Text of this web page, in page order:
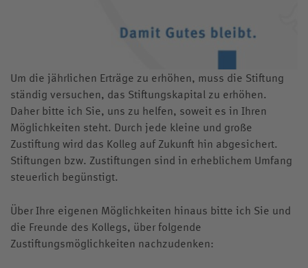
Um die jährlichen Erträge zu erhöhen, muss die Stiftung
ständig versuchen, das Stiftungskapital zu erhöhen.
Daher bitte ich Sie, uns zu helfen, soweit es in Ihren
Möglichkeiten steht. Durch jede kleine und große
Zustiftung wird das Kolleg auf Zukunft hin abgesichert.
Stiftungen bzw. Zustiftungen sind in erheblichem Umfang
steuerlich begünstigt.
Über Ihre eigenen Möglichkeiten hinaus bitte ich Sie und
die Freunde des Kollegs, über folgende
Zustiftungsmöglichkeiten nachzudenken: